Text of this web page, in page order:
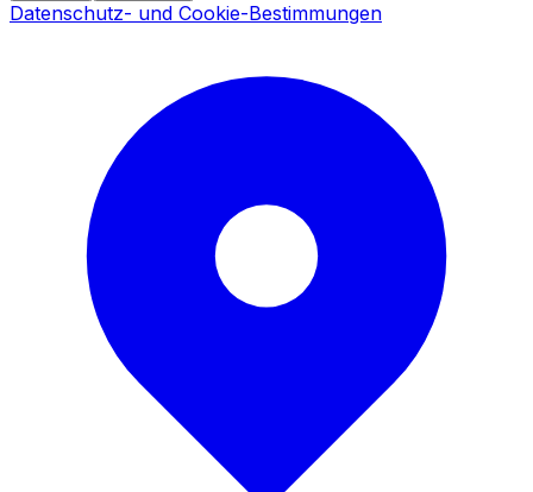
Datenschutz- und Cookie-Bestimmungen